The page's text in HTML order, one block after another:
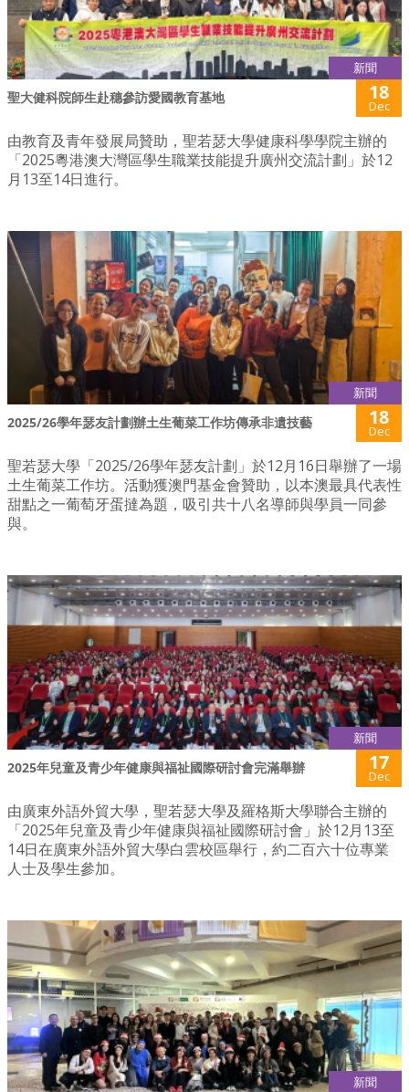
新聞
聖大健科院師生赴穗參訪愛國教育基地 18
Dec
由教育及青年發展局贊助，聖若瑟大學健康科學學院主辦的
「2025粵港澳大灣區學生職業技能提升廣州交流計劃」於12
月13至14日進行。
新聞
2025/26學年瑟友計劃辦土生葡菜工作坊傳承非遺技藝 18
Dec
聖若瑟大學「2025/26學年瑟友計劃」於12月16日舉辦了一場
土生葡菜工作坊。活動獲澳門基金會贊助，以本澳最具代表性
甜點之一葡萄牙蛋撻為題，吸引共十八名導師與學員一同參
與。
新聞
2025年兒童及青少年健康與福祉國際研討會完滿舉辦 17
Dec
由廣東外語外貿大學，聖若瑟大學及羅格斯大學聯合主辦的
「2025年兒童及青少年健康與福祉國際研討會」於12月13至
14日在廣東外語外貿大學白雲校區舉行，約二百六十位專業
人士及學生參加。
新聞